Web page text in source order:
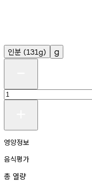
인분 (131g) g
영양정보
음식평가
총 열량